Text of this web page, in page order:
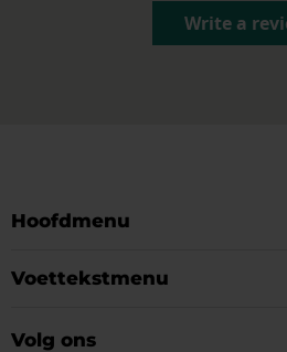
Write a
Hoofdmenu
Voettekstmenu
Volg ons